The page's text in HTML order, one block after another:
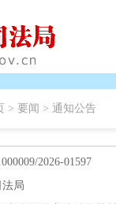
> 要闻 > 通知公告
2026-01597
局